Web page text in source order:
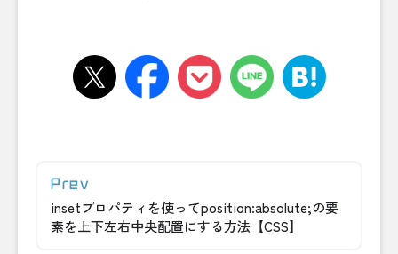
insetプロパティを使ってposition:absolute;の要
素を上下左右中央配置にする方法【CSS】